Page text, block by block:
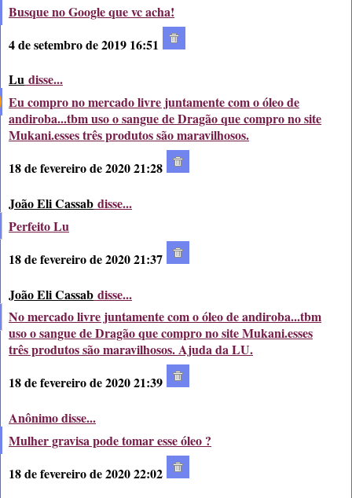
Busque no Google que vc acha!
4 de setembro de 2019 16:51
Lu disse...
Eu compro no mercado livre juntamente com o óleo de
andiroba...tbm uso o sangue de Dragão que compro no site
Mukani.esses três produtos são maravilhosos.
18 de fevereiro de 2020 21:28
João Eli Cassab disse...
Perfeito Lu
18 de fevereiro de 2020 21:37
João Eli Cassab disse...
No mercado livre juntamente com o óleo de andiroba...tbm
uso o sangue de Dragão que compro no site Mukani.esses
três produtos são maravilhosos. Ajuda da LU.
18 de fevereiro de 2020 21:39
Anônimo disse...
Mulher gravisa pode tomar esse óleo ?
18 de fevereiro de 2020 22:02